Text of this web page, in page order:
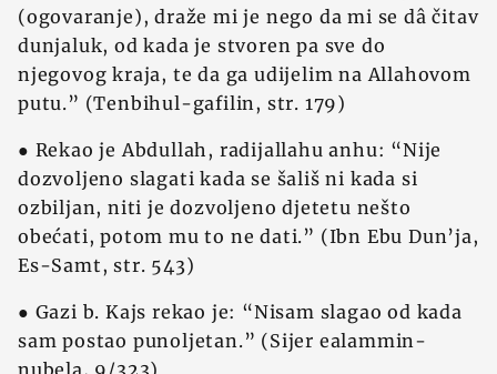
(ogovaranje), draže mi je nego da mi se dâ čitav
dunjaluk, od kada je stvoren pa sve do
njegovog kraja, te da ga udijelim na Allahovom
putu.” (Tenbihul-gafilin, str. 179)
● Rekao je Abdullah, radijallahu anhu: “Nije
dozvoljeno slagati kada se šališ ni kada si
ozbiljan, niti je dozvoljeno djetetu nešto
obećati, potom mu to ne dati.” (Ibn Ebu Dun’ja,
Es-Samt, str. 543)
● Gazi b. Kajs rekao je: “Nisam slagao od kada
sam postao punoljetan.” (Sijer ealammin-
nubela, 9/323)